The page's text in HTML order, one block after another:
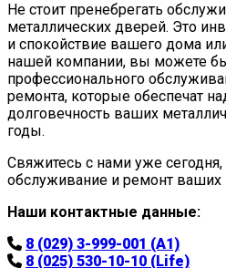
Не стоит пренебрегать
металлических дверей. Это
и спокойствие вашего дома
нашей компании, вы можете
профессионального
ремонта, которые обеспечат
долговечность ваших
годы.
Свяжитесь с нами уже
обслуживание и ремонт ваших
Наши контактные данные:
8 (029) 3-999-001 (A1)
8 (025) 530-10-10 (Life)